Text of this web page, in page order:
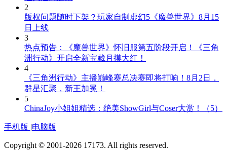
2
版权问题随时下架？玩家自制虚幻5《魔兽世界》8月15
日上线
3
热点预告：《魔兽世界》怀旧服第五阶段开启！《三角
洲行动》开启全新宝藏月摸大红！
4
《三角洲行动》主播巅峰赛总决赛即将打响！8月2日，
群星汇聚，新王加冕！
5
ChinaJoy小姐姐精选：绝美ShowGirl与Coser大赏！（5）
手机版 |电脑版
Copyright © 2001-2026 17173. All rights reserved.